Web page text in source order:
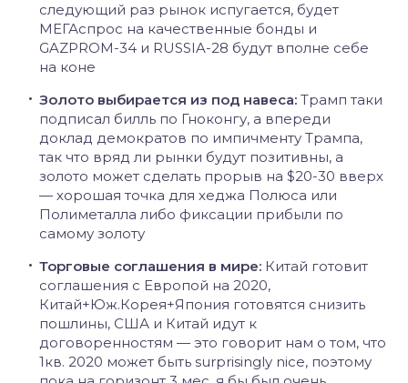
следующий раз рынок испугается, будет
МЕГАспрос на качественные бонды и
GAZPROM-34 и RUSSIA-28 будут вполне себе
на коне
Золото выбирается из под навеса: Трамп таки
подписал билль по Гноконгу, а впереди
доклад демократов по импичменту Трампа,
так что вряд ли рынки будут позитивны, а
золото может сделать прорыв на $20-30 вверх
— хорошая точка для хеджа Полюса или
Полиметалла либо фиксации прибыли по
самому золоту
Торговые соглашения в мире: Китай готовит
соглашения с Европой на 2020,
Китай+Юж.Корея+Япония готовятся снизить
пошлины, США и Китай идут к
договоренностям — это говорит нам о том, что
1кв. 2020 может быть surprisingly nice, поэтому